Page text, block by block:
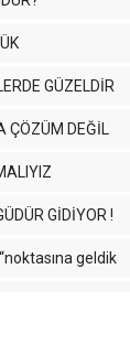
GÜZELDİR
ÇÖZÜM DEĞİL
GİDİYOR !
geldik